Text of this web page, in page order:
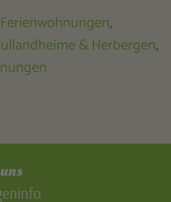
Ferienwohnungen,
& Herbergen,